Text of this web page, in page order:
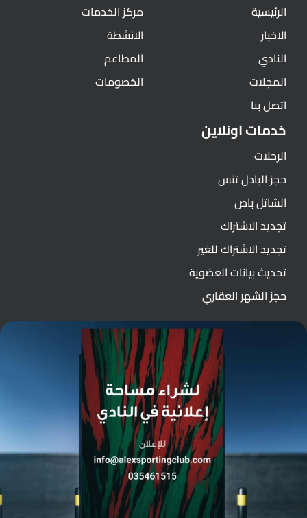
الرئيسية
الاخبار
النادي
المجلات
اتصل بنا
مركز الخدمات
الانشطة
المطاعم
الخصومات
خدمات اونلاين
الرحلات
حجز البادل تنس
الشاتل باص
تجديد الاشتراك
تجديد الاشتراك للغير
تحديث بيانات العضوية
حجز الشهر العقاري